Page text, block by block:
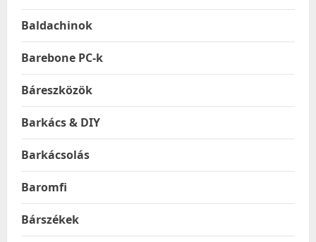
Baldachinok
Barebone PC-k
Báreszközök
Barkács & DIY
Barkácsolás
Baromfi
Bárszékek